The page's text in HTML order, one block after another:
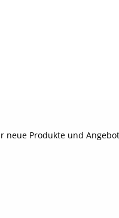
Produkte und